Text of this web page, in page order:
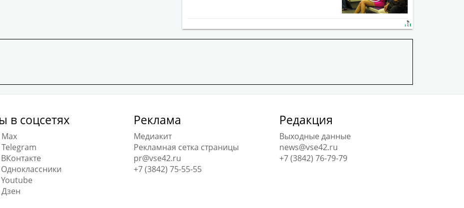
в соцсетях
Max
Telegram
ВКонтакте
Одноклассники
Youtube
Дзен
Реклама
Медиакит
Рекламная сетка страницы
pr@vse42.ru
+7 (3842) 75-55-55
Редакция
Выходные данные
news@vse42.ru
+7 (3842) 76-79-79